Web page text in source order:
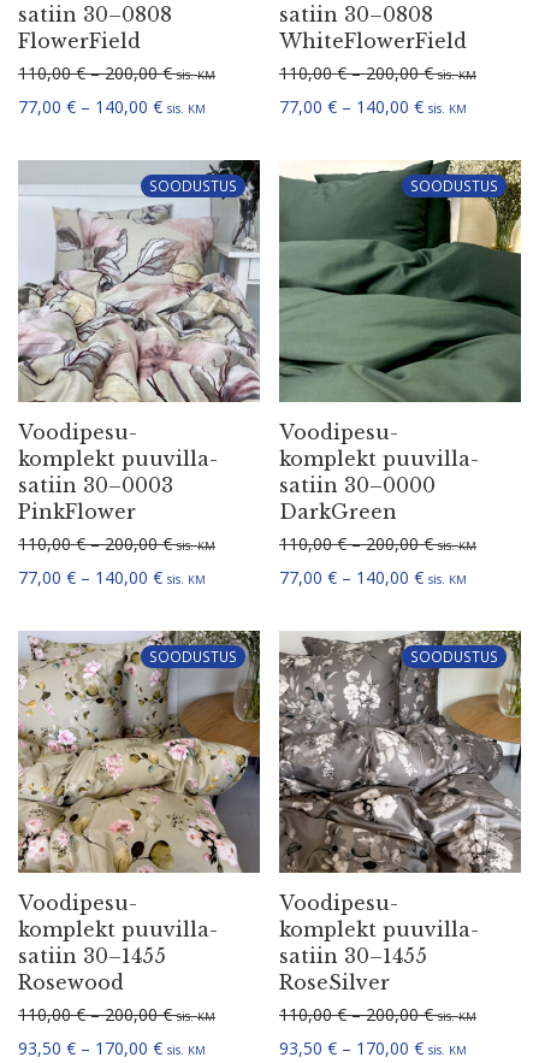
satiin 30–0808
FlowerField
110,00€ – 200,00€Hinna­va­hemik: 110,00 € kuni 200,00 €
sis.KM
77,00 € – 140,00 €Hinna­va­hemik: 77,00 € kuni 140,00 €
sis. KM
satiin 30–0808
WhiteFlowerField
110,00€ – 200,00€ sis.KM
77,00 € – 140,00 € sis. KM
SOODUSTUS
Voodi­pe­su­
komplekt puuvil­la­
satiin 30–0003
PinkFlower
110,00€ – 200,00€Hinna­va­hemik: 110,00 € kuni 200,00 €
sis.KM
77,00 € – 140,00 €Hinna­va­hemik: 77,00 € kuni 140,00 €
sis. KM
SOODUSTUS
Voodi­pe­su­
komplekt puuvil­la­
satiin 30–0000
DarkGreen
110,00€ – 200,00€ sis.KM
77,00 € – 140,00 € sis. KM
SOODUSTUS
Voodi­pe­su­
komplekt puuvil­la­
satiin 30–1455
Rosewood
110,00€ – 200,00€Hinna­va­hemik: 110,00 € kuni 200,00 €
sis.KM
93,50 € – 170,00 €Hinna­va­hemik: 93,50 € kuni 170,00 €
sis. KM
SOODUSTUS
Voodi­pe­su­
komplekt puuvil­la­
satiin 30–1455
RoseSilver
110,00€ – 200,00€ sis.KM
93,50 € – 170,00 € sis. KM